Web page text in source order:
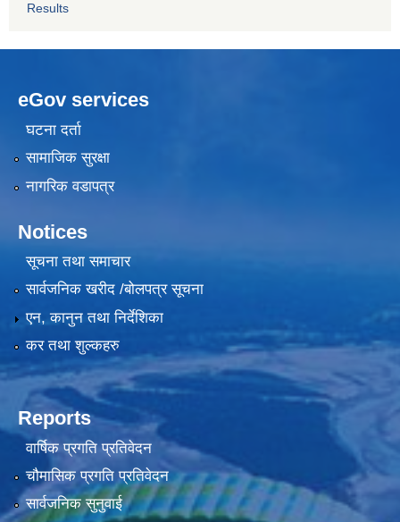
Results
eGov services
घटना दर्ता
सामाजिक सुरक्षा
नागरिक वडापत्र
Notices
सूचना तथा समाचार
सार्वजनिक खरीद /बोलपत्र सूचना
एन, कानुन तथा निर्देशिका
कर तथा शुल्कहरु
Reports
वार्षिक प्रगति प्रतिवेदन
चौमासिक प्रगति प्रतिवेदन
सार्वजनिक सुनुवाई